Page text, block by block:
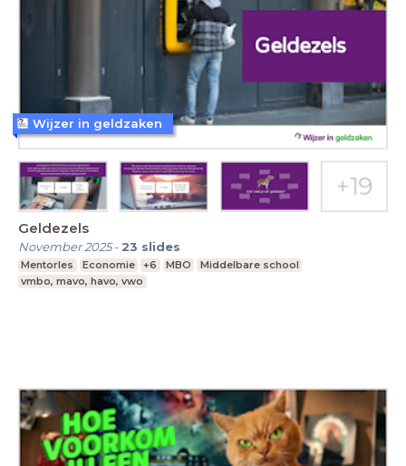
Geldezels
November 2025- 23 slides
Mentorles Economie +6 MBO
Middelbare school
vmbo, mavo, havo, vwo
Wijzer in geldzaken